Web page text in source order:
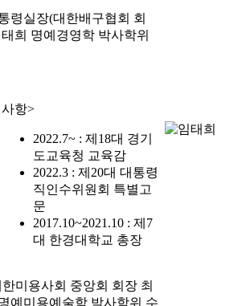
령실장(대한배구협회 회
희 명예경영학 박사학위
항>
2022.7~ : 제18대 경기
도교육청 교육감
2022.3 : 제20대 대통령
직인수위원회 특별고
문
2017.10~2021.10 : 제7
대 한경대학교 총장
미용사회 중앙회 회장 최
예미용예술학 박사학위 수